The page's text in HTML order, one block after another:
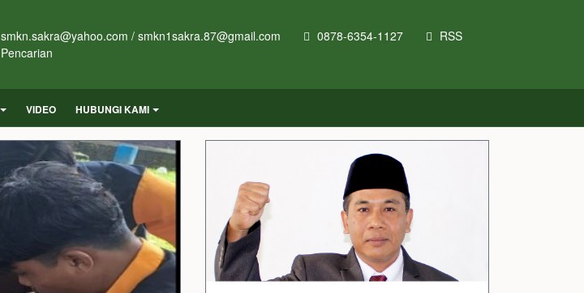
smkn.sakra@yahoo.com / smkn1sakra.87@gmail.com 0878-6354-1127
RSS
Pencarian
VIDEO HUBUNGI KAMI